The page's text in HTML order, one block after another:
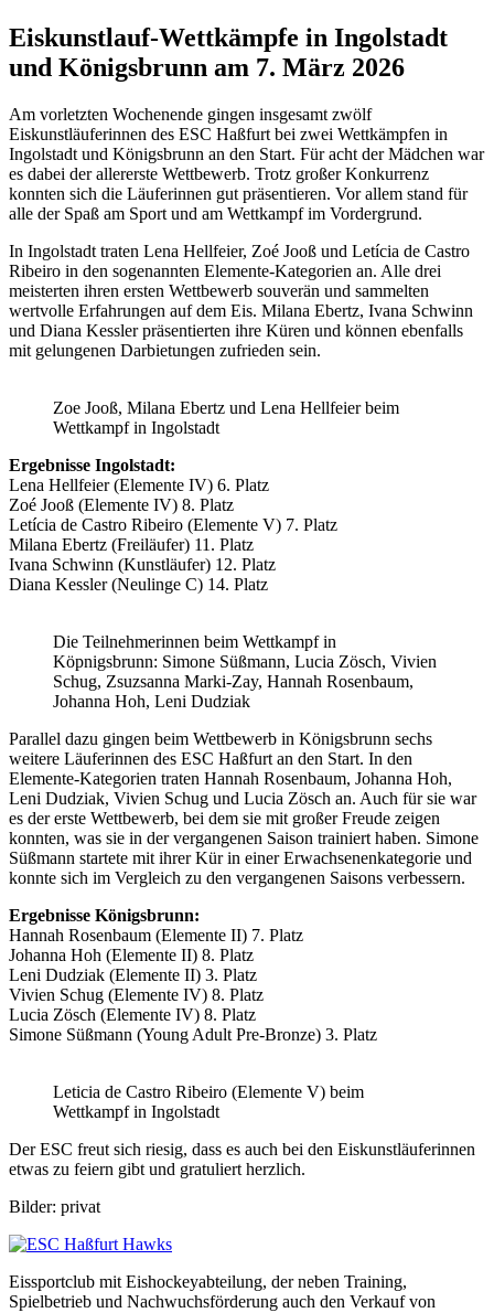
Eiskunstlauf-Wettkämpfe in Ingolstadt
und Königsbrunn am 7. März 2026
Am vorletzten Wochenende gingen insgesamt zwölf
Eiskunstläuferinnen des ESC Haßfurt bei zwei Wettkämpfen in
Ingolstadt und Königsbrunn an den Start. Für acht der Mädchen war
es dabei der allererste Wettbewerb. Trotz großer Konkurrenz
konnten sich die Läuferinnen gut präsentieren. Vor allem stand für
alle der Spaß am Sport und am Wettkampf im Vordergrund.
In Ingolstadt traten Lena Hellfeier, Zoé Jooß und Letícia de Castro
Ribeiro in den sogenannten Elemente-Kategorien an. Alle drei
meisterten ihren ersten Wettbewerb souverän und sammelten
wertvolle Erfahrungen auf dem Eis. Milana Ebertz, Ivana Schwinn
und Diana Kessler präsentierten ihre Küren und können ebenfalls
mit gelungenen Darbietungen zufrieden sein.
Zoe Jooß, Milana Ebertz und Lena Hellfeier beim
Wettkampf in Ingolstadt
Ergebnisse Ingolstadt:
Lena Hellfeier (Elemente IV) 6. Platz
Zoé Jooß (Elemente IV) 8. Platz
Letícia de Castro Ribeiro (Elemente V) 7. Platz
Milana Ebertz (Freiläufer) 11. Platz
Ivana Schwinn (Kunstläufer) 12. Platz
Diana Kessler (Neulinge C) 14. Platz
Die Teilnehmerinnen beim Wettkampf in
Köpnigsbrunn: Simone Süßmann, Lucia Zösch, Vivien
Schug, Zsuzsanna Marki-Zay, Hannah Rosenbaum,
Johanna Hoh, Leni Dudziak
Parallel dazu gingen beim Wettbewerb in Königsbrunn sechs
weitere Läuferinnen des ESC Haßfurt an den Start. In den
Elemente-Kategorien traten Hannah Rosenbaum, Johanna Hoh,
Leni Dudziak, Vivien Schug und Lucia Zösch an. Auch für sie war
es der erste Wettbewerb, bei dem sie mit großer Freude zeigen
konnten, was sie in der vergangenen Saison trainiert haben. Simone
Süßmann startete mit ihrer Kür in einer Erwachsenenkategorie und
konnte sich im Vergleich zu den vergangenen Saisons verbessern.
Ergebnisse Königsbrunn:
Hannah Rosenbaum (Elemente II) 7. Platz
Johanna Hoh (Elemente II) 8. Platz
Leni Dudziak (Elemente II) 3. Platz
Vivien Schug (Elemente IV) 8. Platz
Lucia Zösch (Elemente IV) 8. Platz
Simone Süßmann (Young Adult Pre-Bronze) 3. Platz
Leticia de Castro Ribeiro (Elemente V) beim
Wettkampf in Ingolstadt
Der ESC freut sich riesig, dass es auch bei den Eiskunstläuferinnen
etwas zu feiern gibt und gratuliert herzlich.
Bilder: privat
Eissportclub mit Eishockeyabteilung, der neben Training,
Spielbetrieb und Nachwuchsförderung auch den Verkauf von